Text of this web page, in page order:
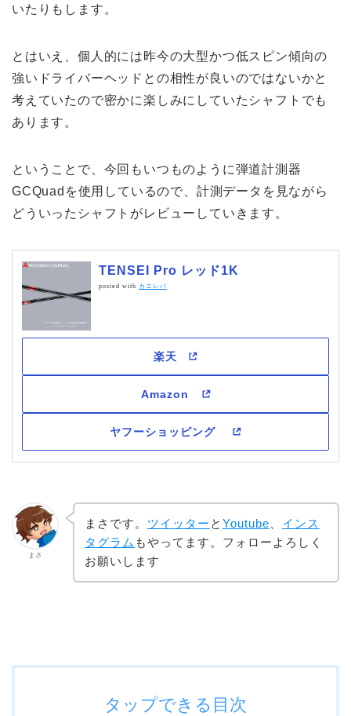
いたりもします。
とはいえ、個人的には昨今の大型かつ低スピン傾向の
強いドライバーヘッドとの相性が良いのではないかと
考えていたので密かに楽しみにしていたシャフトでも
あります。
ということで、今回もいつものように弾道計測器
GCQuadを使用しているので、計測データを見ながら
どういったシャフトがレビューしていきます。
TENSEI Pro レッド1K
posted with カエレバ
まさ
まさです。 ツイッター と Youtube
インス
タグラム もやってます。フォローよろしく
お願いします
タップできる目次